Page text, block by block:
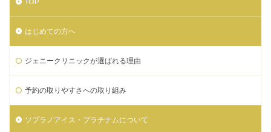
はじめての方へ
ジェニークリニックが選ばれる理由
予約の取りやすさへの取り組み
ソプラノアイス・プラチナムについて